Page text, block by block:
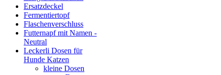
Ersatzdeckel
Fermentiertopf
Flaschenverschluss
Futternapf mit Namen -
Neutral
Leckerli Dosen für
Hunde Katzen
kleine Dosen